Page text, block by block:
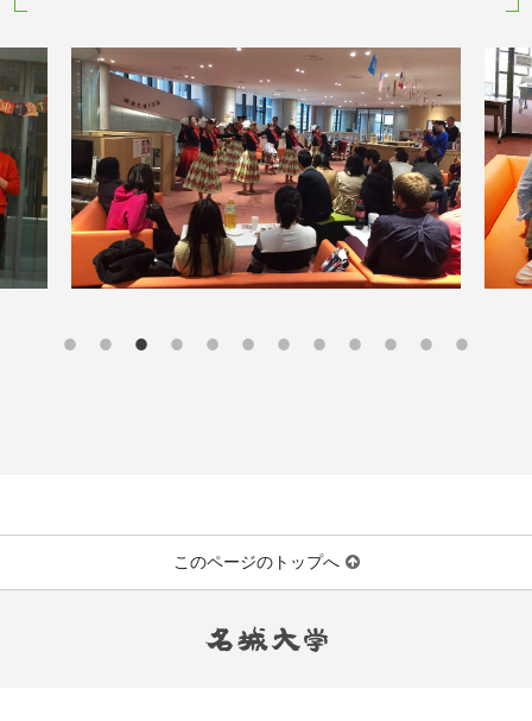
このページのトップへ